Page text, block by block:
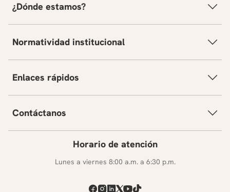
¿Dónde estamos?
Normatividad institucional
Enlaces rápidos
Contáctanos
Horario de atención
Lunes a viernes 8:00 a.m. a 6:30 p.m.